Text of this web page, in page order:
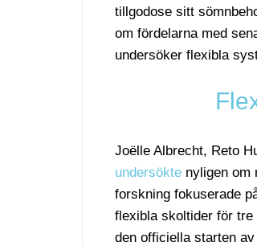
tillgodose sitt
om fördelarna med
undersöker flexibla
Joëlle Albrecht, Reto
undersökte nyligen om
forskning fokuserade
flexibla skoltider för
den officiella starten